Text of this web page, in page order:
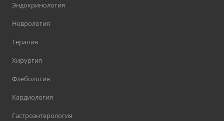
Эндокринология
Неврология
Терапия
Хирургия
Флебология
Кардиология
Гастроэнтерология